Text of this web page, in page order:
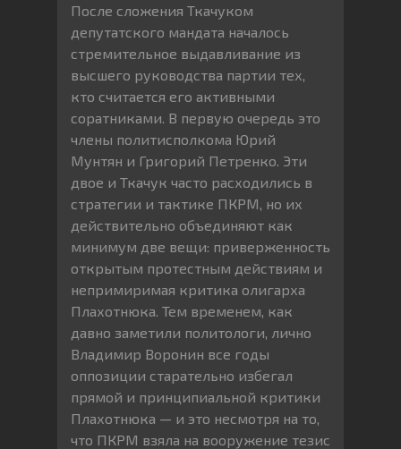
После сложения Ткачуком
депутатского мандата началось
стремительное выдавливание из
высшего руководства партии тех,
кто считается его активными
соратниками. В первую очередь это
члены политисполкома Юрий
Мунтян и Григорий Петренко. Эти
двое и Ткачук часто расходились в
стратегии и тактике ПКРМ, но их
действительно объединяют как
минимум две вещи: приверженность
открытым протестным действиям и
непримиримая критика олигарха
Плахотнюка. Тем временем, как
давно заметили политологи, лично
Владимир Воронин все годы
оппозиции старательно избегал
прямой и принципиальной критики
Плахотнюка — и это несмотря на то,
что ПКРМ взяла на вооружение тезис